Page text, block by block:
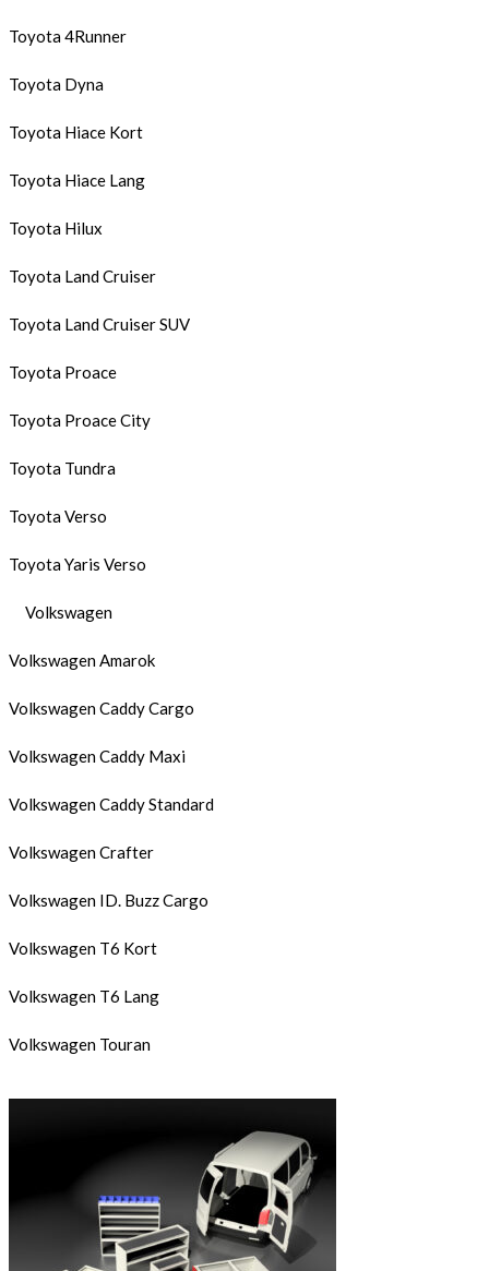
Toyota 4Runner
Toyota Dyna
Toyota Hiace Kort
Toyota Hiace Lang
Toyota Hilux
Toyota Land Cruiser
Toyota Land Cruiser SUV
Toyota Proace
Toyota Proace City
Toyota Tundra
Toyota Verso
Toyota Yaris Verso
Volkswagen
Volkswagen Amarok
Volkswagen Caddy Cargo
Volkswagen Caddy Maxi
Volkswagen Caddy Standard
Volkswagen Crafter
Volkswagen ID. Buzz Cargo
Volkswagen T6 Kort
Volkswagen T6 Lang
Volkswagen Touran